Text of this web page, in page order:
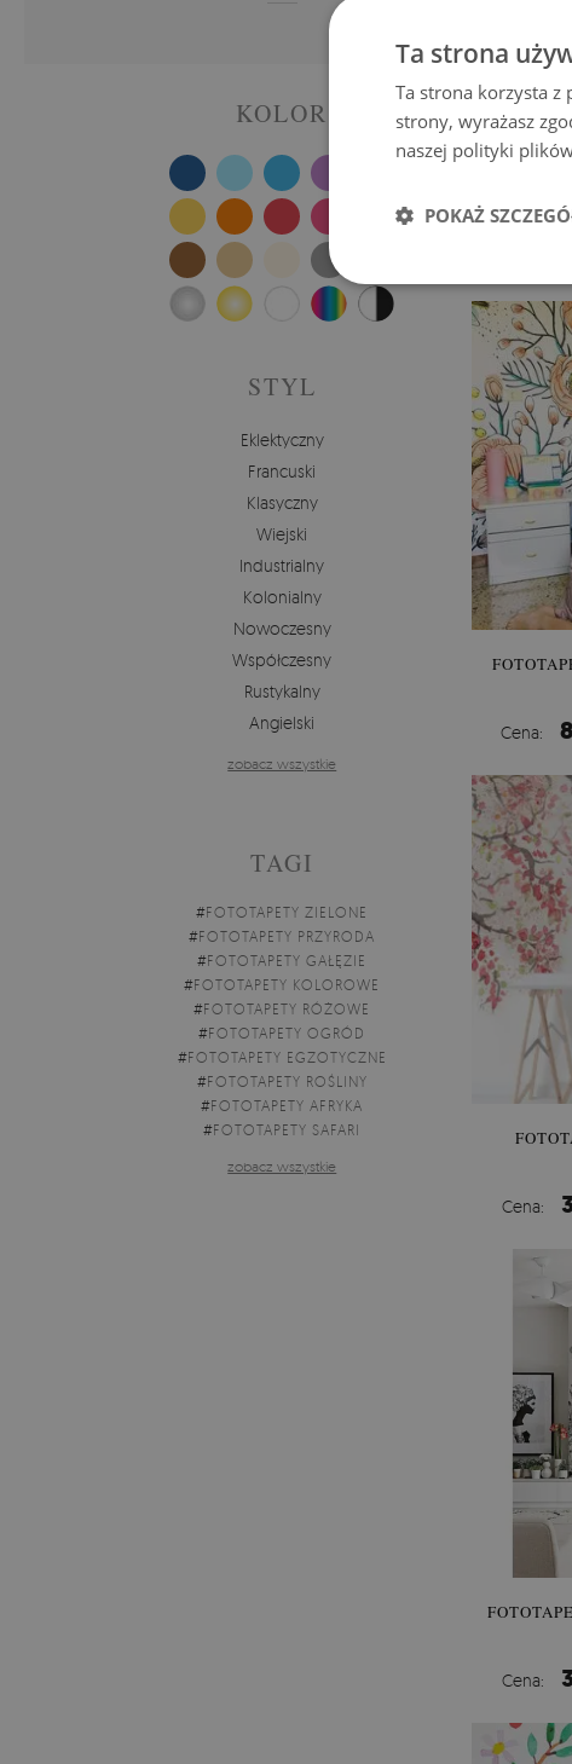
KOLOR
STYL
Eklektyczny
Francuski
Klasyczny
Wiejski
Industrialny
Kolonialny
Nowoczesny
Współczesny
Rustykalny
Angielski
zobacz wszystkie
TAGI
#FOTOTAPETY ZIELONE
#FOTOTAPETY PRZYRODA
#FOTOTAPETY GAŁĘZIE
#FOTOTAPETY KOLOROWE
#FOTOTAPETY RÓŻOWE
#FOTOTAPETY OGRÓD
#FOTOTAPETY EGZOTYCZNE
#FOTOTAPETY ROŚLINY
#FOTOTAPETY AFRYKA
#FOTOTAPETY SAFARI
zobacz wszystkie
Cena:
Cena:
Cena:
Ta strona
Ta strona korzysta z
strony, wyrażasz
naszej polityki
POKAŻ